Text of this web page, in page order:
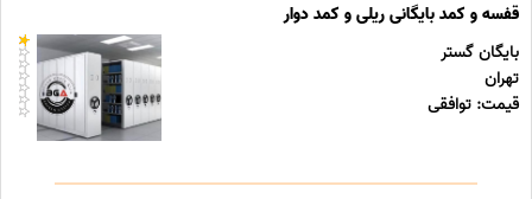
قفسه و کمد بایگانی ریلی و کمد دوار
بایگان گستر
تهران
قیمت: توافقی